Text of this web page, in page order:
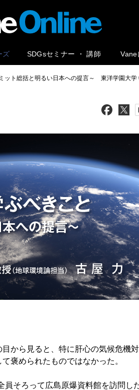
ズ SDGsセミナー ・ 講師 Vane
ト総括と明るい日本への提言～ 東洋学園大学
から見ると、特に肝心の気候危機
褒められたものではなかった。
そろって広島原爆資料館を訪問し